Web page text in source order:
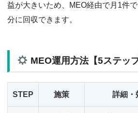
益が大きいため、MEO経由で月1件
分に回収できます。
MEO運用方法【5ステップ
STEP 施策 詳細・